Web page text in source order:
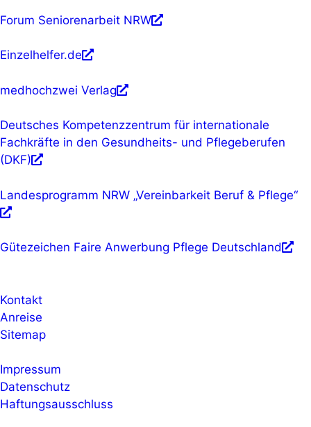
Forum Seniorenarbeit NRW
Einzelhelfer.de
medhochzwei Verlag
Deutsches Kompetenzzentrum für internationale
Fachkräfte in den Gesundheits- und Pflegeberufen
(DKF)
Landesprogramm NRW „Vereinbarkeit Beruf & Pflege“
Gütezeichen Faire Anwerbung Pflege Deutschland
Kontakt
Anreise
Sitemap
Impressum
Datenschutz
Haftungsausschluss